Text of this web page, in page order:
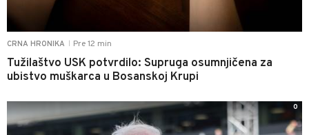
CRNA HRONIKA Pre 12 min
Tužilaštvo USK potvrdilo: Supruga osumnjičena za
ubistvo muškarca u Bosanskoj Krupi
0